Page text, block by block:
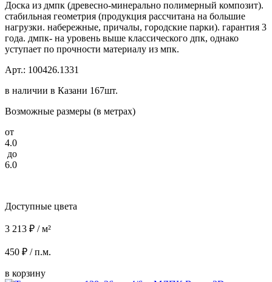
Доска из дмпк (древесно-минерально полимерный композит).
стабильная геометрия (продукция рассчитана на большие
нагрузки. набережные, причалы, городские парки). гарантия 3
года. дмпк- на уровень выше классического дпк, однако
уступает по прочности материалу из мпк.
Арт.: 100426.1331
в наличии в Казани 167шт.
Возможные размеры (в метрах)
от
4.0
до
6.0
Доступные цвета
3 213 ₽ / м²
450 ₽ / п.м.
в корзину